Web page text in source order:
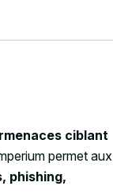
ciblant
permet aux
phishing,